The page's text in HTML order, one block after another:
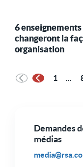
Demandes
médias
6 enseignements
changeront la
organisation
Page
1 ...